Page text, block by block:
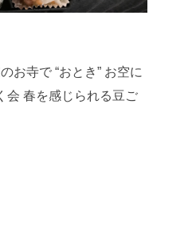
お寺で “おとき” お空に
会 春を感じられる豆ご